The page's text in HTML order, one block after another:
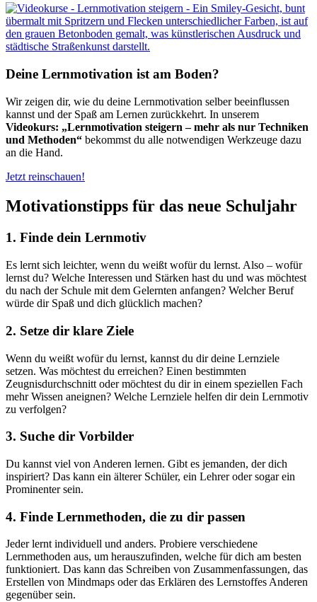
Deine Lernmotivation ist am Boden?
Wir zeigen dir, wie du deine Lernmotivation selber beeinflussen
kannst und der Spaß am Lernen zurückkehrt. In unserem
Videokurs: „Lernmotivation steigern – mehr als nur Techniken
und Methoden“ bekommst du alle notwendigen Werkzeuge dazu
an die Hand.
Jetzt reinschauen!
Motivationstipps für das neue Schuljahr
1. Finde dein Lernmotiv
Es lernt sich leichter, wenn du weißt wofür du lernst. Also – wofür
lernst du? Welche Interessen und Stärken hast du und was möchtest
du nach der Schule mit dem Gelernten anfangen? Welcher Beruf
würde dir Spaß und dich glücklich machen?
2. Setze dir klare Ziele
Wenn du weißt wofür du lernst, kannst du dir deine Lernziele
setzen. Was möchtest du erreichen? Einen bestimmten
Zeugnisdurchschnitt oder möchtest du dir in einem speziellen Fach
mehr Wissen aneignen? Welche Lernziele helfen dir dein Lernmotiv
zu verfolgen?
3. Suche dir Vorbilder
Du kannst viel von Anderen lernen. Gibt es jemanden, der dich
inspiriert? Das kann ein älterer Schüler, ein Lehrer oder sogar ein
Prominenter sein.
4. Finde Lernmethoden, die zu dir passen
Jeder lernt individuell und anders. Probiere verschiedene
Lernmethoden aus, um herauszufinden, welche für dich am besten
funktioniert. Das kann das Schreiben von Zusammenfassungen, das
Erstellen von Mindmaps oder das Erklären des Lernstoffes Anderen
gegenüber sein.